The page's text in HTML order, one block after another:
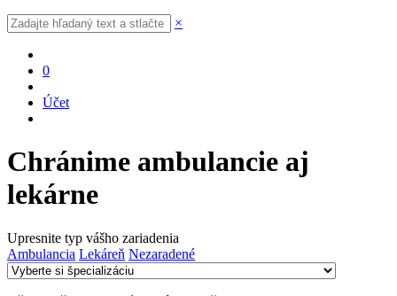
×
0
Účet
Chránime ambulancie aj
lekárne
Upresnite typ vášho zariadenia
Ambulancia Lekáreň Nezaradené